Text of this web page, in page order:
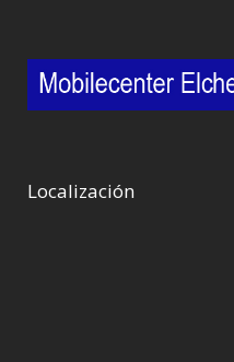
Localización